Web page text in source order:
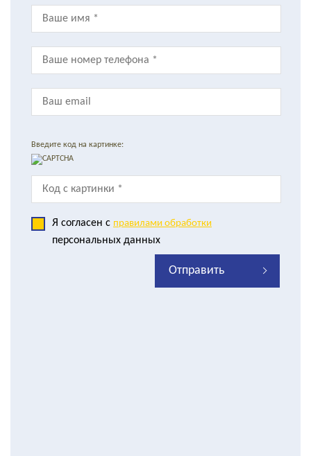
Введите код на картинке:
Я согласен с правилами обработки
персональных данных
Отправить